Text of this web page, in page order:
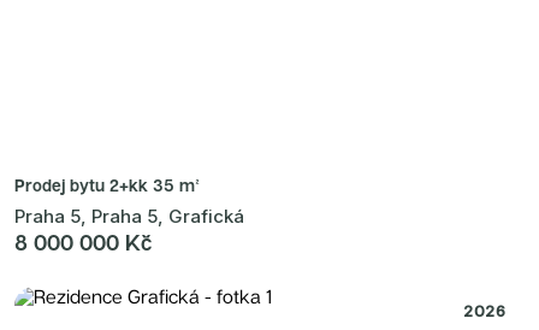
Prodej bytu 2+kk 35 m²
Praha 5, Praha 5, Grafická
8 000 000 Kč
2026